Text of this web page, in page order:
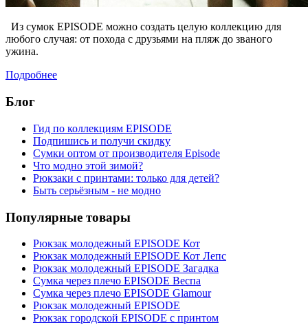
Из сумок EPISODE можно создать целую коллекцию для
любого случая: от похода с друзьями на пляж до званого
ужина.
Подробнее
Блог
Гид по коллекциям EPISODE
Подпишись и получи скидку
Сумки оптом от производителя Episode
Что модно этой зимой?
Рюкзаки с принтами: только для детей?
Быть серьёзным - не модно
Популярные товары
Рюкзак молодежный EPISODE Кот
Рюкзак молодежный EPISODE Кот Лепс
Рюкзак молодежный EPISODE Загадка
Сумка через плечо EPISODE Веспа
Сумка через плечо EPISODE Glamour
Рюкзак молодежный EPISODE
Рюкзак городской EPISODE с принтом